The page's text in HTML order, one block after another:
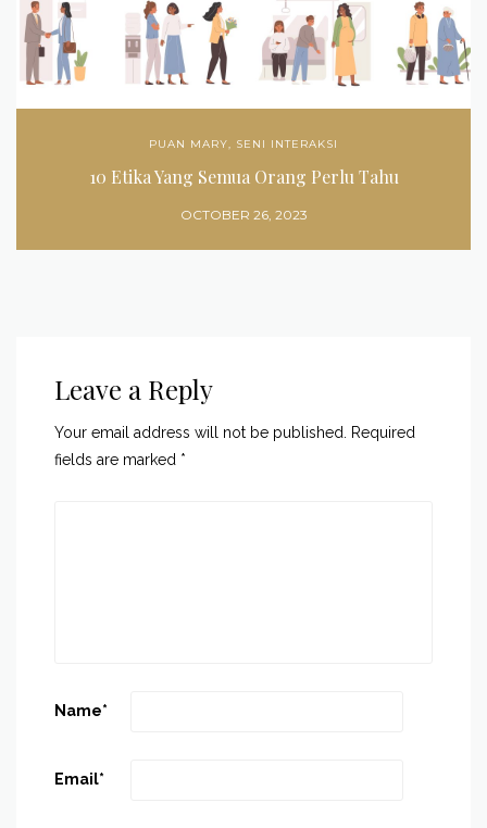
PUAN MARY, SENI INTERAKSI
10 Etika Yang Semua Orang Perlu Tahu
OCTOBER 26, 2023
Leave a Reply
Your email address will not be published.
Required
fields are marked *
Name*
Email*